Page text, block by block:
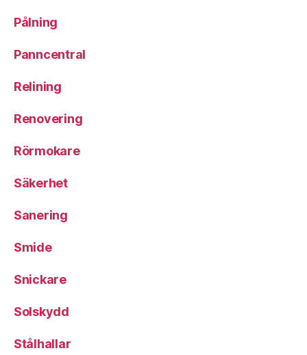
Pålning
Panncentral
Relining
Renovering
Rörmokare
Säkerhet
Sanering
Smide
Snickare
Solskydd
Stålhallar